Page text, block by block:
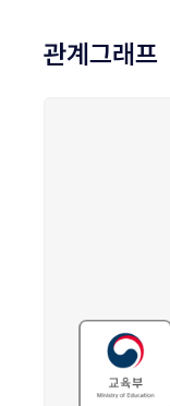
관계그래프